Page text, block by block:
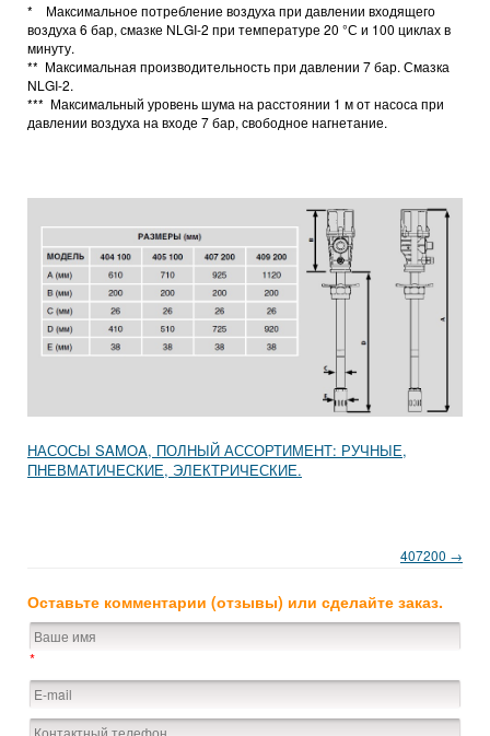
* Максимальное потребление воздуха при давлении входящего
воздуха 6 бар, смазке NLGI-2 при температуре 20 °С и 100 циклах в
минуту.
** Максимальная производительность при давлении 7 бар. Смазка
NLGI-2.
*** Максимальный уровень шума на расстоянии 1 м от насоса при
давлении воздуха на входе 7 бар, свободное нагнетание.
НАСОСЫ SAMOA, ПОЛНЫЙ АССОРТИМЕНТ: РУЧНЫЕ,
ПНЕВМАТИЧЕСКИЕ, ЭЛЕКТРИЧЕСКИЕ.
407200 →
Оставьте комментарии (отзывы) или сделайте заказ.
*